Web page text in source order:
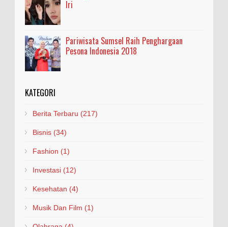
Iri
Pariwisata Sumsel Raih Penghargaan
Pesona Indonesia 2018
KATEGORI
Berita Terbaru (217)
Bisnis (34)
Fashion (1)
Investasi (12)
Kesehatan (4)
Musik Dan Film (1)